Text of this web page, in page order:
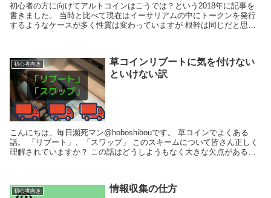
初心者の方に向けてアルトコインはこうでは？という2018年に記事を
書きました。 当時と比べて現在はイーサリアムの中にトークンを発行
するようなケースが多く性質は変わっていますが 根幹は同じだと思い
初心者向き
草コインリブートに気を付けない
といけない訳
こんにちは、毎日瀕死マン@hoboshibouです。 草コインでよくある
話。 「リブート」、「スワップ」 このスキームについて皆さん正しく
理解されていますか？ この話はどうしようもなく大きな欠点がある気
初心者向き 情報収集の仕方